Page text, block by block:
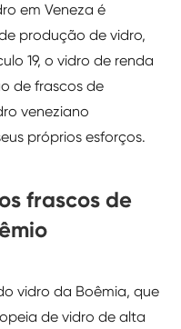
em Veneza é
produção de vidro,
19, o vidro de renda
de frascos de
veneziano
próprios esforços.
frascos de
vidro da Boêmia, que
de vidro de alta